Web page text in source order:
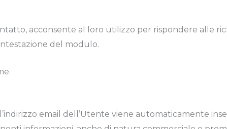
acconsente al loro utilizzo per rispondere alle
del modulo.
email dell’Utente viene automaticamente